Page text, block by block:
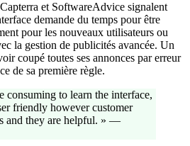
et SoftwareAdvice signalent
demande du temps pour être
pour les nouveaux utilisateurs ou
la gestion de publicités avancée. Un
coupé toutes ses annonces par erreur
de sa première règle.
consuming to learn the interface,
friendly however customer
and they are helpful. » —